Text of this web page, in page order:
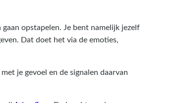
opstapelen. Je bent namelijk jezelf
Dat doet het via de emoties,
je gevoel en de signalen daarvan